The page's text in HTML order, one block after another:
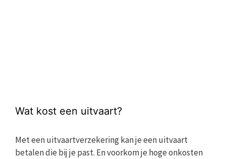
Wat kost een uitvaart?
Met een uitvaartverzekering kan je een uitvaart
betalen die bij je past. En voorkom je hoge onkosten